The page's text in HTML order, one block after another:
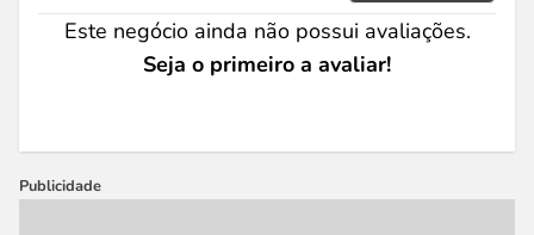
Este negócio ainda não possui avaliações.
Seja o primeiro a avaliar!
Publicidade